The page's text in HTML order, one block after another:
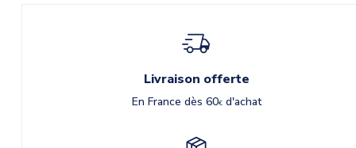
Livraison offerte
En France dès 60€d'achat